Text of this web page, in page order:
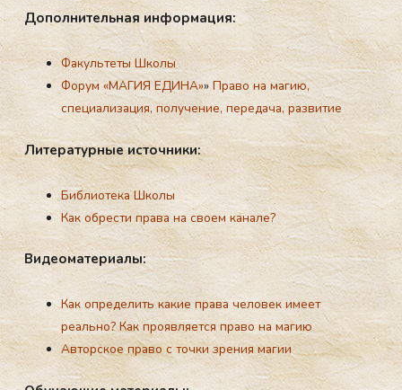
До­пол­ни­тель­ная ин­фор­ма­ция:
Факультеты Школы
Форум «МАГИЯ ЕДИНА»»Право на магию,
специализация, получение, передача, развитие
Ли­те­ра­тур­ные ис­точ­ни­ки:
Библиотека Школы
Как обрести правa на своем канале?
Ви­де­ома­те­ри­алы:
Как определить какие права человек имеет
реально? Как проявляется право на магию
Авторское право с точки зрения магии